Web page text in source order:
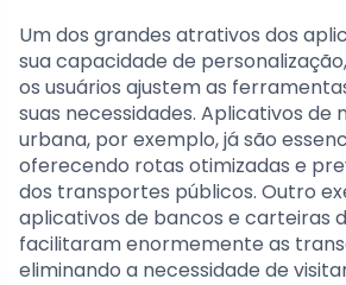
Um dos grandes atrativos dos
sua capacidade de
os usuários ajustem as
suas necessidades. Aplicativos de
urbana, por exemplo, já são
oferecendo rotas otimizadas e
dos transportes públicos. Outro
aplicativos de bancos e carteiras
facilitaram enormemente as
eliminando a necessidade de